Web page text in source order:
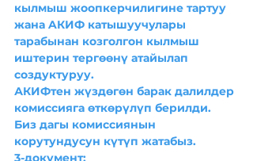
кылмыш жоопкерчилигине тартуу
жана AКИФ катышуучулары
тарабынан козголгон кылмыш
иштерин тергөөнү атайылап
создуктуруу.
АКИФтен жүздөгөн барак далилдер
комиссияга өткөрүлүп берилди.
Биз дагы комиссиянын
корутундусун күтүп жатабыз.
3-документ: